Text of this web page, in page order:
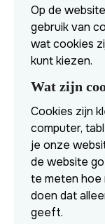
Op de
gebruik van
wat cookies
kunt kiezen.
Wat zijn
Cookies zijn
computer,
je onze
de website
te meten hoe
doen dat
geeft.